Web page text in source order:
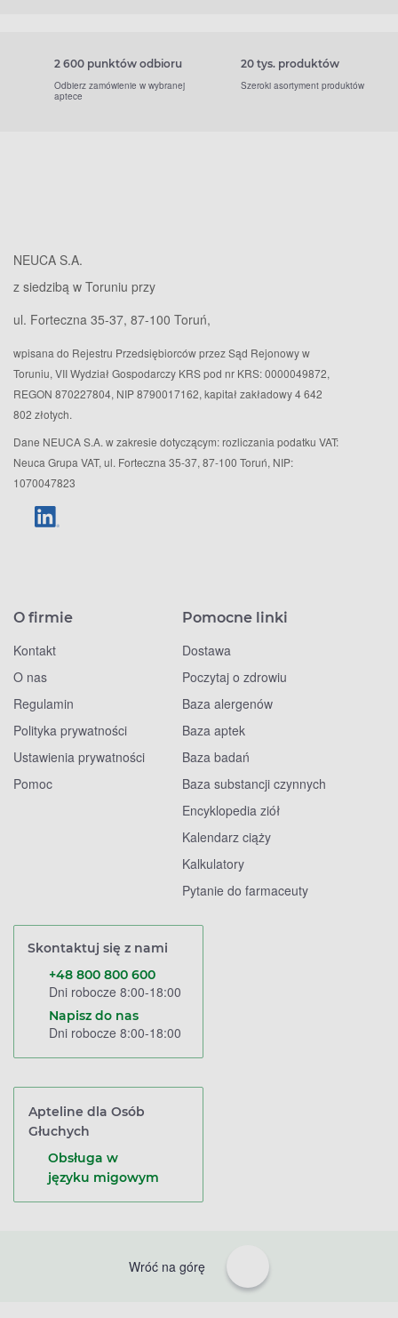
2 600 punktów odbioru
Odbierz zamówienie w wybranej
aptece
20 tys. produktów
Szeroki asortyment produktów
NEUCA S.A.
z siedzibą w Toruniu przy
ul. Forteczna 35-37, 87-100 Toruń,
wpisana do Rejestru Przedsiębiorców przez Sąd Rejonowy w
Toruniu, VII Wydział Gospodarczy KRS pod nr KRS: 0000049872,
REGON 870227804, NIP 8790017162, kapitał zakładowy 4 642
802 złotych.
Dane NEUCA S.A. w zakresie dotyczącym: rozliczania podatku VAT:
Neuca Grupa VAT, ul. Forteczna 35-37, 87-100 Toruń, NIP:
1070047823
O firmie
Kontakt
O nas
Regulamin
Polityka prywatności
Ustawienia prywatności
Pomoc
Pomocne linki
Dostawa
Poczytaj o zdrowiu
Baza alergenów
Baza aptek
Baza badań
Baza substancji czynnych
Encyklopedia ziół
Kalendarz ciąży
Kalkulatory
Pytanie do farmaceuty
Skontaktuj się z nami
+48 800 800 600
Dni robocze 8:00-18:00
Napisz do nas
Dni robocze 8:00-18:00
Apteline dla Osób
Głuchych
Obsługa w
języku migowym
Wróć na górę